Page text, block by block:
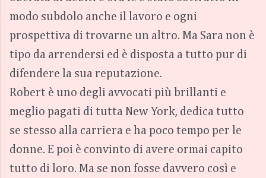
modo subdolo anche il lavoro e ogni
prospettiva di trovarne un altro. Ma Sara non è
tipo da arrendersi ed è disposta a tutto pur di
difendere la sua reputazione.
Robert è uno degli avvocati più brillanti e
meglio pagati di tutta New York, dedica tutto
se stesso alla carriera e ha poco tempo per le
donne. E poi è convinto di avere ormai capito
tutto di loro. Ma se non fosse davvero così e